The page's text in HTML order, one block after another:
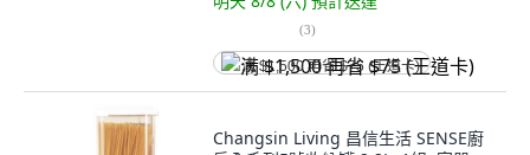
(3)
满 $1,500 再省 $75 (王道卡)
Changsin Living 昌信生活 SENSE廚